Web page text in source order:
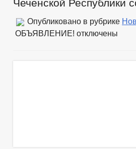
Чеченской Республики
Опубликовано в рубрике
ОБЪЯВЛЕНИЕ! отключены